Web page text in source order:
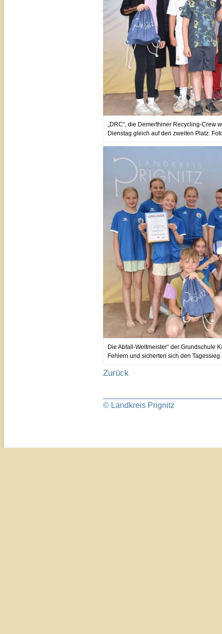
„DRC“, die Demerthiner Recycling-Crew
Dienstag gleich auf den zweiten Platz.
Die Abfall-Weltmeister“ der Grundschule
Fehlern und sicherten sich den
Zurück
© Landkreis Prignitz